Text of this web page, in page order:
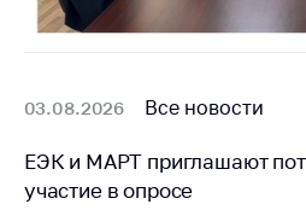
Ценообразование
медицинского
назначения и
медицинскую
технику
03.08.2026 Все новости
ЕЭК и МАРТ приглашают
участие в опросе